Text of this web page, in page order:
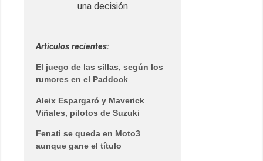
una decisión
Artículos recientes:
El juego de las sillas, según los
rumores en el Paddock
Aleix Espargaró y Maverick
Viñales, pilotos de Suzuki
Fenati se queda en Moto3
aunque gane el título